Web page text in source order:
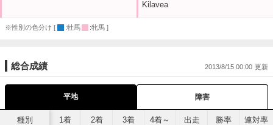
Kilavea
※性別の色分け [ :牡馬 :牝馬 ]
総合成績 2013/8/15 00:00
平地 障害
種別 1着 2着 3着 4着～ 出走 勝率 連対率